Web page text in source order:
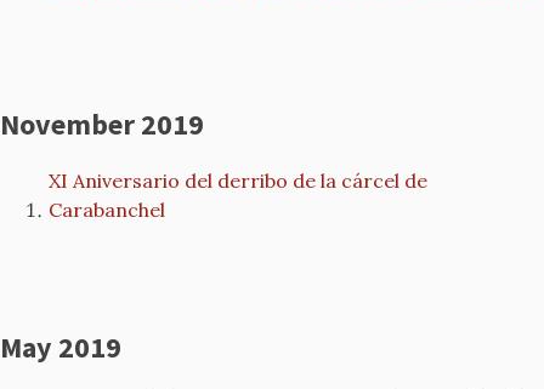
November 2019
XI Aniversario del derribo de la cárcel de
Carabanchel
May 2019